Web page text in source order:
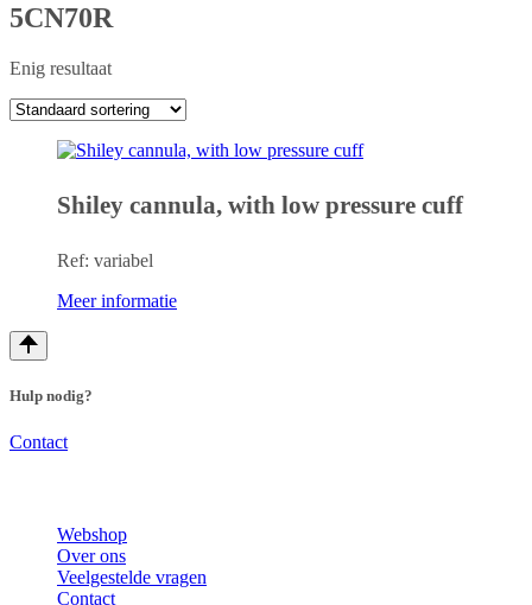
5CN70R
Enig resultaat
Shiley cannula, with low pressure cuff
Ref: variabel
Meer informatie
Hulp nodig?
Contact
Webshop
Over ons
Veelgestelde vragen
Contact